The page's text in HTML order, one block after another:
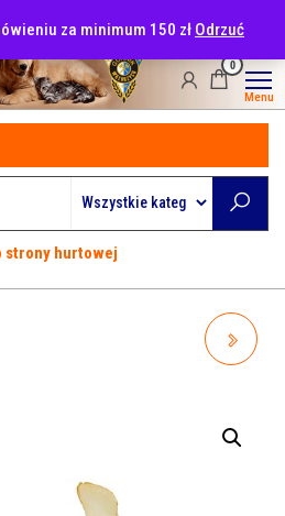
za minimum 150 zł Odrzuć
0
Menu
strony hurtowej
WIEPRZOWEJ 18 CM / 240 G